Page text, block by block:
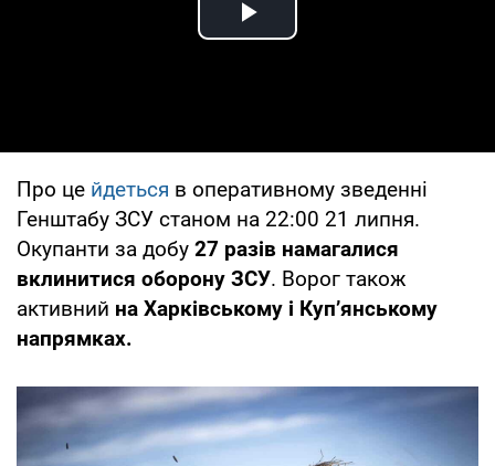
Play Video
Про це йдеться в оперативному зведенні
Генштабу ЗСУ станом на 22:00 21 липня.
Окупанти за добу 27 разів намагалися
вклинитися оборону ЗСУ. Ворог також
активний на Харківському і Куп’янському
напрямках.